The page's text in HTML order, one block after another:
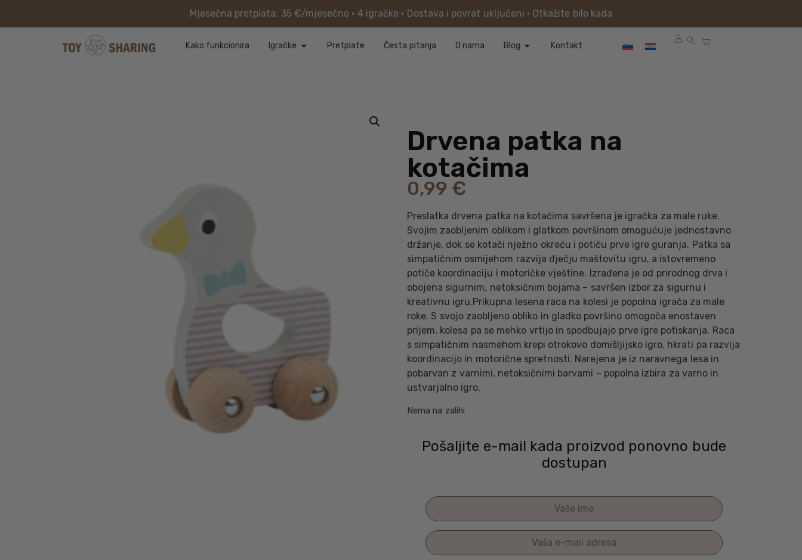
Mjesečna pretplata: 35 €/mjesečno • 4 igračke • Dostava i povrat uključeni • Otkažite bilo kada
Kako funkcionira Igračke Pretplate Česta pitanja O nama Blog Kontakt
Drvena patka na
kotačima
0,99 €
Preslatka drvena patka na kotačima savršena je igračka za male ruke.
Svojim zaobljenim oblikom i glatkom površinom omogućuje jednostavno
držanje, dok se kotači nježno okreću i potiču prve igre guranja. Patka sa
simpatičnim osmijehom razvija dječju maštovitu igru, a istovremeno
potiče koordinaciju i motoričke vještine. Izrađena je od prirodnog drva i
obojena sigurnim, netoksičnim bojama – savršen izbor za sigurnu i
kreativnu igru.Prikupna lesena raca na kolesi je popolna igrača za male
roke. S svojo zaobljeno obliko in gladko površino omogoča enostaven
prijem, kolesa pa se mehko vrtijo in spodbujajo prve igre potiskanja. Raca
s simpatičnim nasmehom krepi otrokovo domišljijsko igro, hkrati pa razvija
koordinacijo in motorične spretnosti. Narejena je iz naravnega lesa in
pobarvan z varnimi, netoksičnimi barvami – popolna izbira za varno in
ustvarjalno igro.
Nema na zalihi
Pošaljite e-mail kada proizvod ponovno bude
dostupan